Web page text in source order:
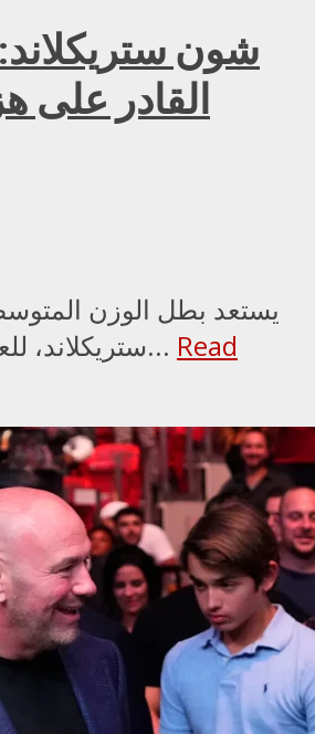
شون ستريكلاند:
القادر على
يستعد بطل الوزن
ستريكلاند، للعودة إلى الأضواء... Read